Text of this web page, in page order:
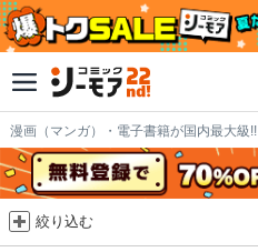
漫画（マンガ）・電子書籍が国内最大級!!
絞り込む